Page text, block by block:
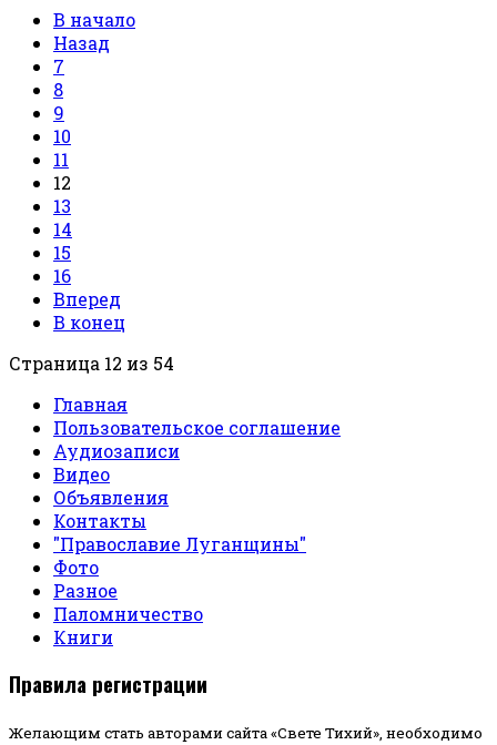
В начало
Назад
7
8
9
10
11
12
13
14
15
16
Вперед
В конец
Страница 12 из 54
Главная
Пользовательское соглашение
Аудиозаписи
Видео
Объявления
Контакты
"Православие Луганщины"
Фото
Разное
Паломничество
Книги
Правила регистрации
Желающим стать авторами сайта «Свете Тихий», необходимо